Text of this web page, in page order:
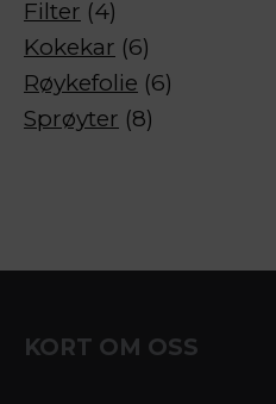
Filter 44
produkter
Kokekar 66
produkter
Røykefolie 66
Sprøyter 88
KORT OM OSS